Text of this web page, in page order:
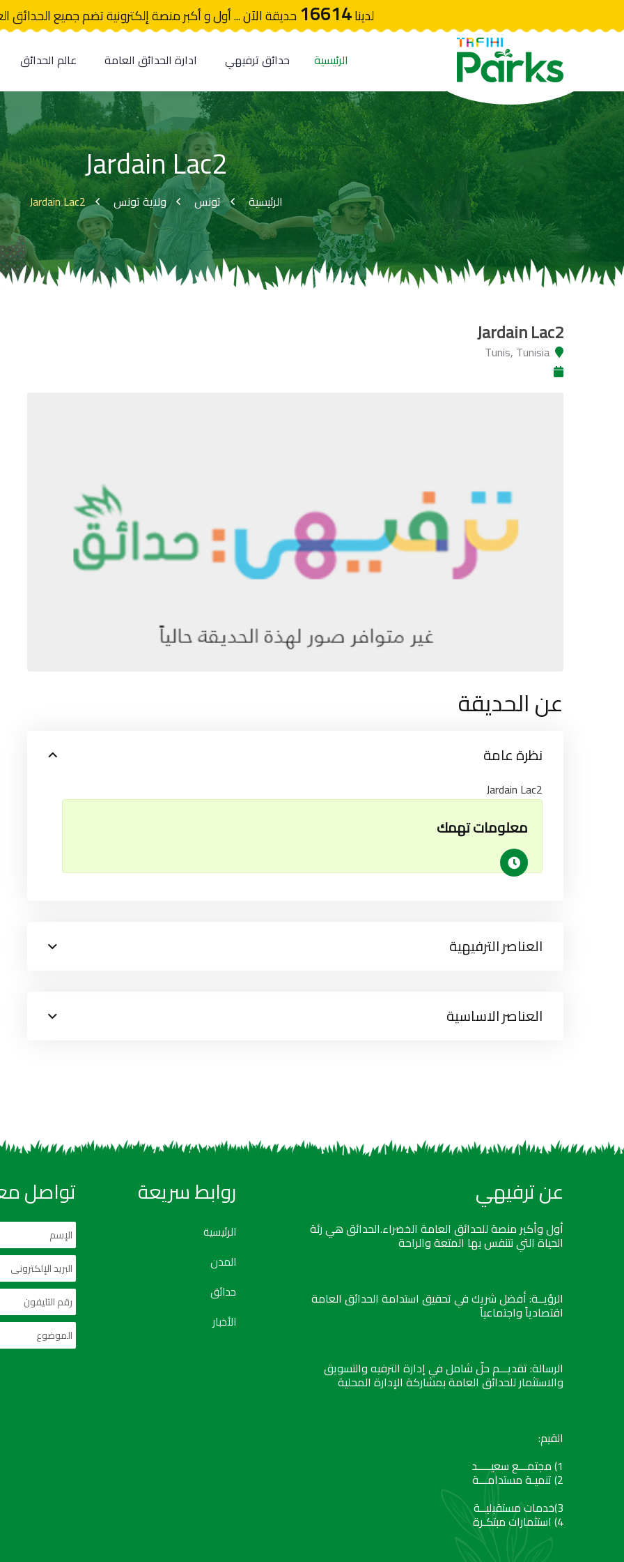
لدينا16614حديقة الآن ... أول و أكبر منصة إلكترونية تضم جميع الحدائق
الرئيسية حدائق ترفيهي ادارة الحدائق العامة عالم الحدائق
Jardain Lac2
الرئيسية تونس ولاية تونس Jardain Lac2
Jardain Lac2
Tunis, Tunisia
عن الحديقة
نظرة عامة
Jardain Lac2
معلومات تهمك
العناصر الترفيهية
العناصر الاساسية
عن ترفيهي
أول وأكبر منصة للحدائق العامة الخضراء.الحدائق هي رئة
الحياة التي نتنفس بها المتعة والراحة
الرؤيــة: أفضل شريك في تحقيق استدامة الحدائق العامة
اقتصادياً واجتماعياً
الرسالة: تقديـــم حلّ شامل في إدارة الترفيه والتسويق
والاستثمار للحدائق العامة بمشاركة الإدارة المحلية
القيم:
1) مجتمـــع سعيـــــد
2) تنميـة مستدامـــة
3)خدمات مستقبليــة
4) استثمارات مبتكـرة
روابط سريعة
الرئيسية
المدن
حدائق
الأخبار
تواصل